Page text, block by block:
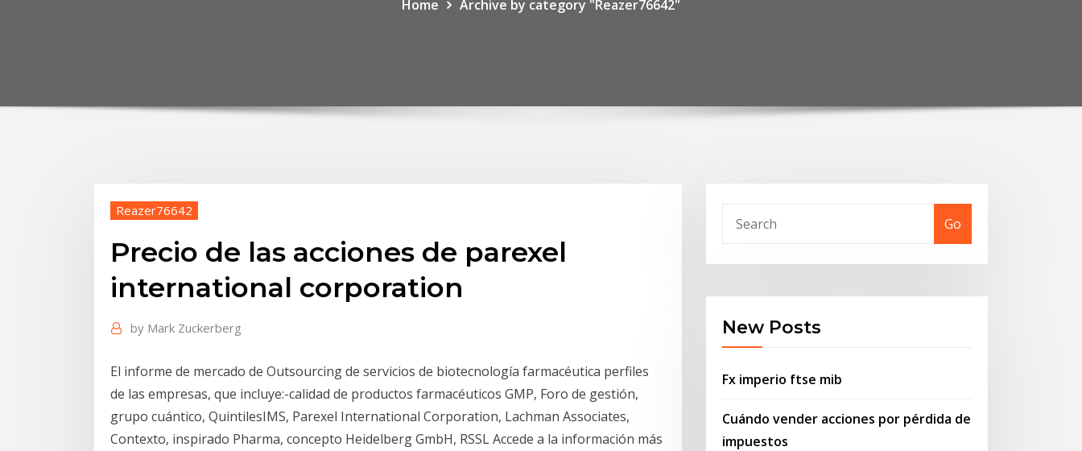
Home Archive by category "Reazer76642"
Reazer76642
Precio de las acciones de parexel
international corporation
by Mark Zuckerberg
El informe de mercado de Outsourcing de servicios de biotecnología farmacéutica perfiles
de las empresas, que incluye:-calidad de productos farmacéuticos GMP, Foro de gestión,
grupo cuántico, QuintilesIMS, Parexel International Corporation, Lachman Associates,
Contexto, inspirado Pharma, concepto Heidelberg GmbH, RSSL Accede a la información más
Go
New Posts
Fx imperio ftse mib
Cuándo vender acciones por pérdida de
impuestos